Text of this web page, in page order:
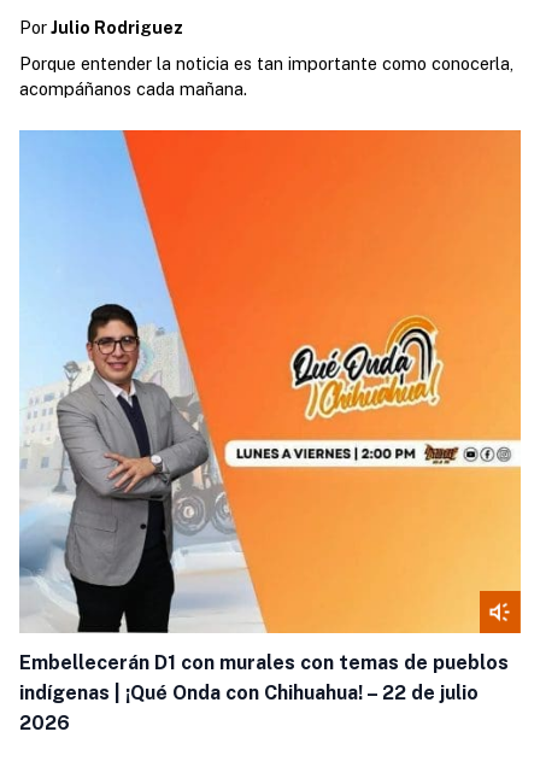
Por Julio Rodriguez
Porque entender la noticia es tan importante como conocerla,
acompáñanos cada mañana.
Embellecerán D1 con murales con temas de pueblos
indígenas | ¡Qué Onda con Chihuahua! – 22 de julio
2026